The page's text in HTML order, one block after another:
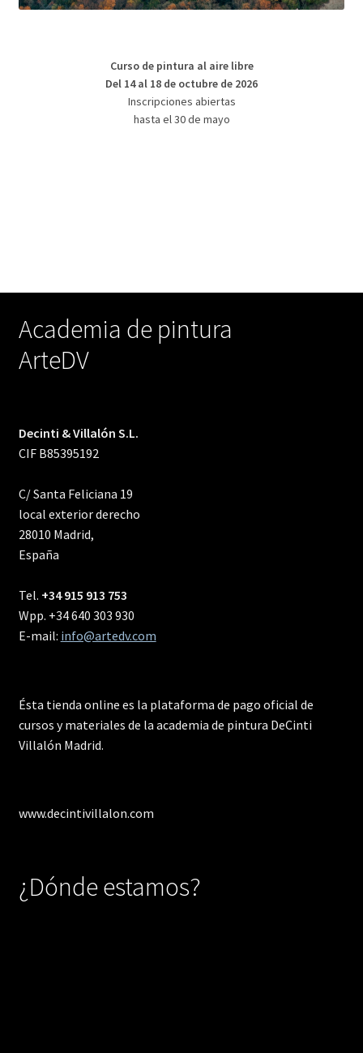
Curso de pintura al aire libre
Del 14 al 18 de octubre de 2026
Inscripciones abiertas
hasta el 30 de mayo
Academia de pintura
ArteDV
Decinti & Villalón S.L.
CIF B85395192
C/ Santa Feliciana 19
local exterior derecho
28010 Madrid,
España
Tel. +34 915 913 753
Wpp. +34 640 303 930
E-mail: info@artedv.com
Ésta tienda online es la plataforma de pago oficial de
cursos y materiales de la academia de pintura DeCinti
Villalón Madrid.
www.decintivillalon.com
¿Dónde estamos?